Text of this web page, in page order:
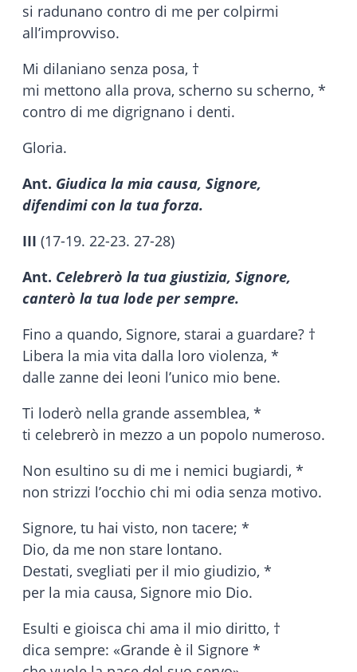
si radunano contro di me per colpirmi
all’improvviso.
Mi dilaniano senza posa, †
mi mettono alla prova, scherno su scherno, *
contro di me digrignano i denti.
Gloria.
Ant. Giudica la mia causa, Signore,
difendimi con la tua forza.
III (17-19. 22-23. 27-28)
Ant. Celebrerò la tua giustizia, Signore,
canterò la tua lode per sempre.
Fino a quando, Signore, starai a guardare? †
Libera la mia vita dalla loro violenza, *
dalle zanne dei leoni l’unico mio bene.
Ti loderò nella grande assemblea, *
ti celebrerò in mezzo a un popolo numeroso.
Non esultino su di me i nemici bugiardi, *
non strizzi l’occhio chi mi odia senza motivo.
Signore, tu hai visto, non tacere; *
Dio, da me non stare lontano.
Destati, svegliati per il mio giudizio, *
per la mia causa, Signore mio Dio.
Esulti e gioisca chi ama il mio diritto, †
dica sempre: «Grande è il Signore *